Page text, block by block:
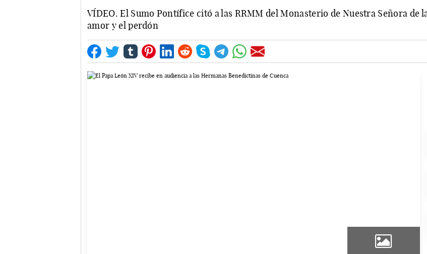
VÍDEO. El Sumo Pontífice citó a las RRMM del Monasterio de Nuestra Señora de
amor y el perdón